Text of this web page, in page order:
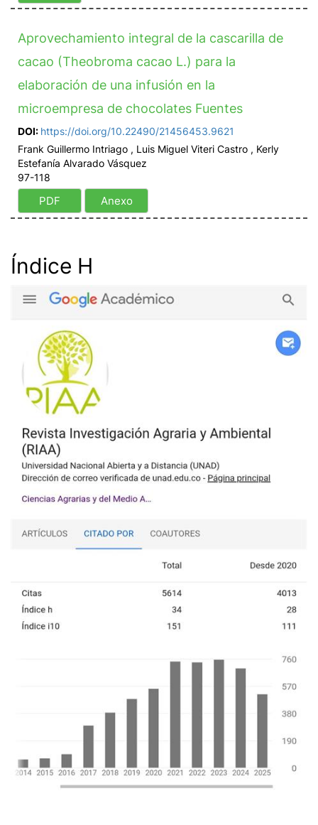
Aprovechamiento integral de la cascarilla de
cacao (Theobroma cacao L.) para la
elaboración de una infusión en la
microempresa de chocolates Fuentes
DOI: https://doi.org/10.22490/21456453.9621
Frank Guillermo Intriago , Luis Miguel Viteri Castro , Kerly
Estefanía Alvarado Vásquez
97-118
PDF Anexo
Índice H